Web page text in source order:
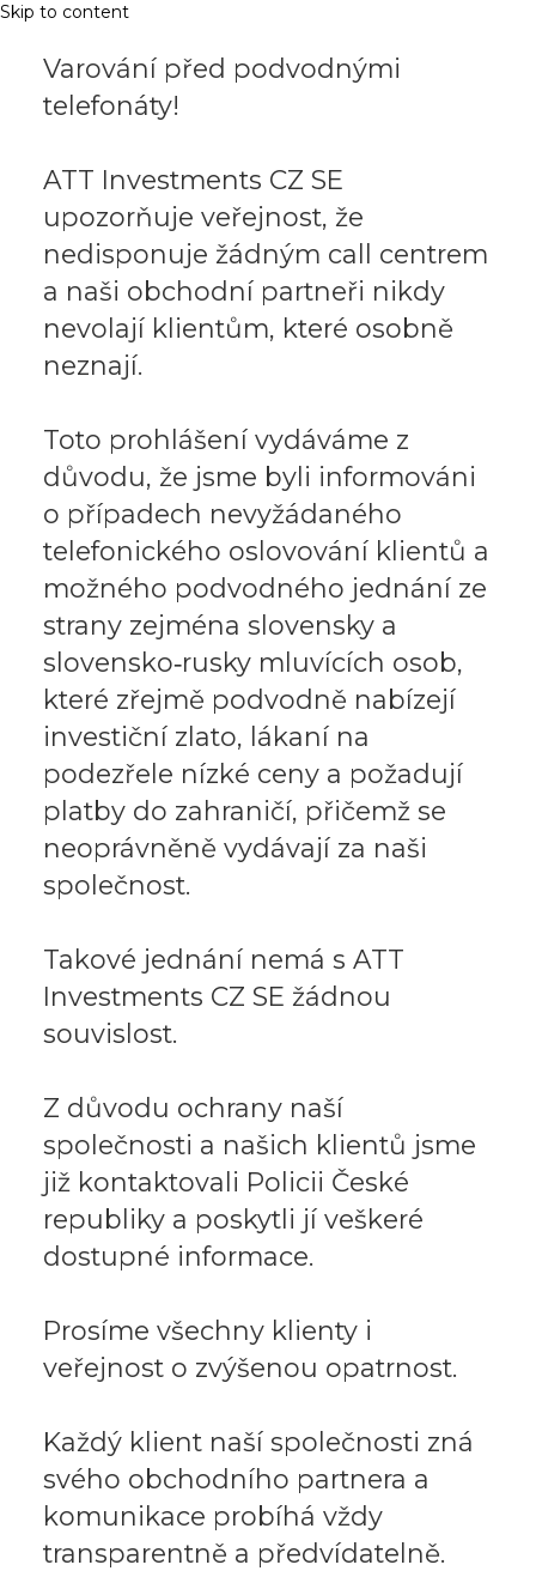
Skip to content
Varování před podvodnými
telefonáty!
ATT Investments CZ SE
upozorňuje veřejnost, že
nedisponuje žádným call centrem
a naši obchodní partneři nikdy
nevolají klientům, které osobně
neznají.
Toto prohlášení vydáváme z
důvodu, že jsme byli informováni
o případech nevyžádaného
telefonického oslovování klientů a
možného podvodného jednání ze
strany zejména slovensky a
slovensko‑rusky mluvících osob,
které zřejmě podvodně nabízejí
investiční zlato, lákaní na
podezřele nízké ceny a požadují
platby do zahraničí, přičemž se
neoprávněně vydávají za naši
společnost.
Takové jednání nemá s ATT
Investments CZ SE žádnou
souvislost.
Z důvodu ochrany naší
společnosti a našich klientů jsme
již kontaktovali Policii České
republiky a poskytli jí veškeré
dostupné informace.
Prosíme všechny klienty i
veřejnost o zvýšenou opatrnost.
Každý klient naší společnosti zná
svého obchodního partnera a
komunikace probíhá vždy
transparentně a předvídatelně.